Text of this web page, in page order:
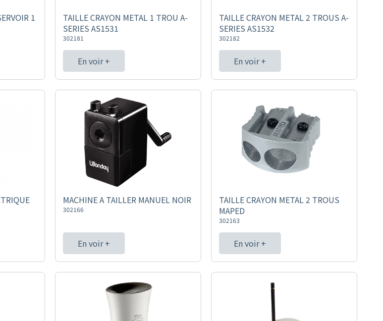
1
TAILLE CRAYON METAL 1 TROU A-
SERIES AS1531
302181
En voir +
TAILLE CRAYON METAL 2 TROUS A-
SERIES AS1532
302182
En voir +
MACHINE A TAILLER MANUEL NOIR
302166
En voir +
TAILLE CRAYON METAL 2 TROUS
MAPED
302163
En voir +